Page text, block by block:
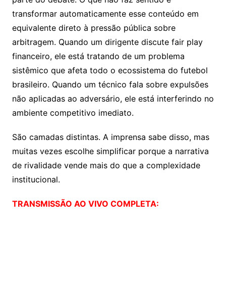
transformar automaticamente esse conteúdo em
equivalente direto à pressão pública sobre
arbitragem. Quando um dirigente discute fair play
financeiro, ele está tratando de um problema
sistêmico que afeta todo o ecossistema do futebol
brasileiro. Quando um técnico fala sobre expulsões
não aplicadas ao adversário, ele está interferindo no
ambiente competitivo imediato.
São camadas distintas. A imprensa sabe disso, mas
muitas vezes escolhe simplificar porque a narrativa
de rivalidade vende mais do que a complexidade
institucional.
TRANSMISSÃO AO VIVO COMPLETA: